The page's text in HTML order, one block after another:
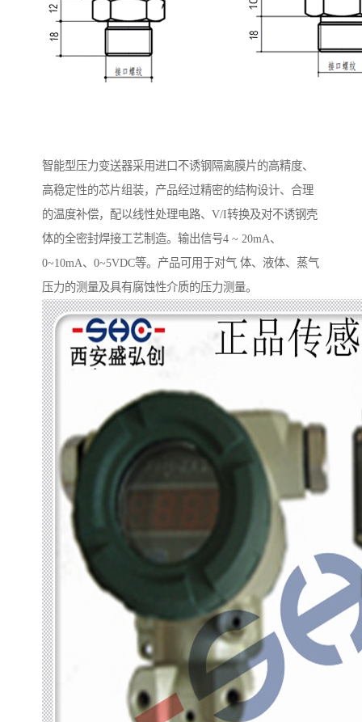
智能型压力变送器采用进口不诱钢隔离膜片的高精度、
高稳定性的芯片组装，产品经过精密的结构设计、合理
的温度补偿，配以线性处理电路、V/I转换及对不诱钢壳
体的全密封焊接工艺制造。输出信号4 ~ 20mA、
0~10mA、0~5VDC等。产品可用于对气 体、液体、蒸气
压力的测量及具有腐蚀性介质的压力测量。